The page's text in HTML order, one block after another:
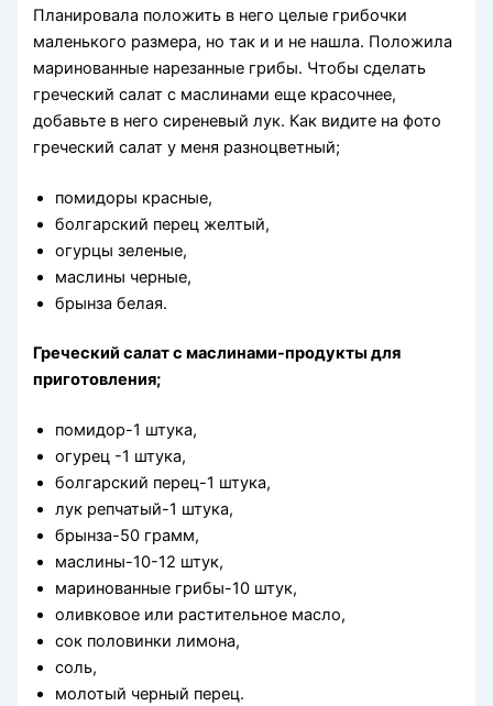
Планировала положить в него целые грибочки
маленького размера, но так и и не нашла. Положила
маринованные нарезанные грибы. Чтобы сделать
греческий салат с маслинами еще красочнее,
добавьте в него сиреневый лук. Как видите на фото
греческий салат у меня разноцветный;
помидоры красные,
болгарский перец желтый,
огурцы зеленые,
маслины черные,
брынза белая.
Греческий салат с маслинами-продукты для
приготовления;
помидор-1 штука,
огурец -1 штука,
болгарский перец-1 штука,
лук репчатый-1 штука,
брынза-50 грамм,
маслины-10-12 штук,
маринованные грибы-10 штук,
оливковое или растительное масло,
сок половинки лимона,
соль,
молотый черный перец.